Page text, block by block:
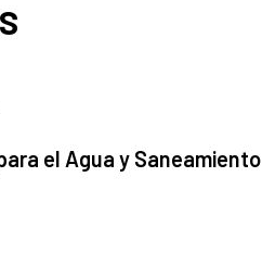
el Agua y Saneamiento